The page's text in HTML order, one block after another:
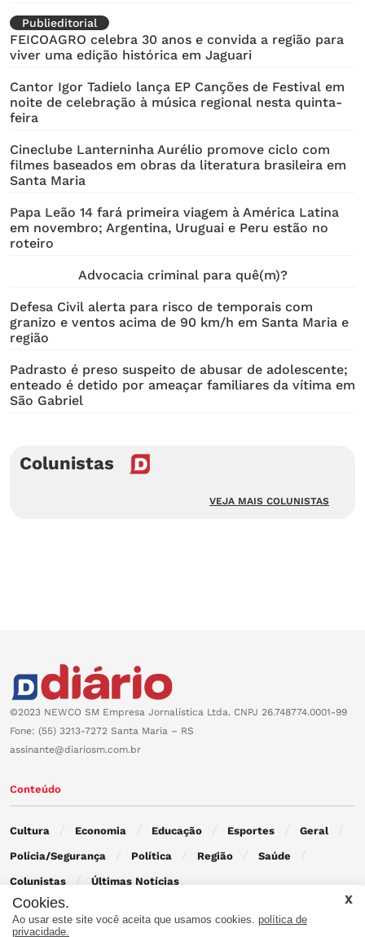
Publieditorial
FEICOAGRO celebra 30 anos e convida a região para
viver uma edição histórica em Jaguari
Cantor Igor Tadielo lança EP Canções de Festival em
noite de celebração à música regional nesta quinta-
feira
Cineclube Lanterninha Aurélio promove ciclo com
filmes baseados em obras da literatura brasileira em
Santa Maria
Papa Leão 14 fará primeira viagem à América Latina
em novembro; Argentina, Uruguai e Peru estão no
roteiro
Advocacia criminal para quê(m)?
Defesa Civil alerta para risco de temporais com
granizo e ventos acima de 90 km/h em Santa Maria e
região
Padrasto é preso suspeito de abusar de adolescente;
enteado é detido por ameaçar familiares da vítima em
São Gabriel
Colunistas
VEJA MAIS COLUNISTAS
©2023 NEWCO SM Empresa Jornalística Ltda. CNPJ 26.748774.0001-99
Fone: (55) 3213-7272 Santa Maria – RS
assinante@diariosm.com.br
Conteúdo
Cultura Economia Educação Esportes Geral
Polícia/Segurança Política Região Saúde
Colunistas Últimas Notícias
Contato
Cookies.
Ao usar este site você aceita que usamos cookies. política de
privacidade.